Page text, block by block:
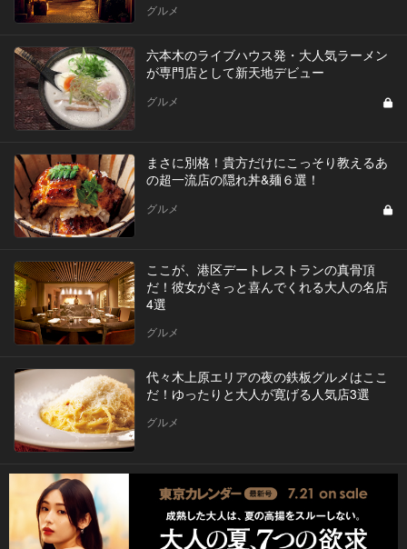
グルメ
六本木のライブハウス発・大人気ラーメン
が専門店として新天地デビュー
グルメ
まさに別格！貴方だけにこっそり教えるあ
の超一流店の隠れ丼&麺６選！
グルメ
ここが、港区デートレストランの真骨頂
だ！彼女がきっと喜んでくれる大人の名店
4選
グルメ
代々木上原エリアの夜の鉄板グルメはここ
だ！ゆったりと大人が寛げる人気店3選
グルメ